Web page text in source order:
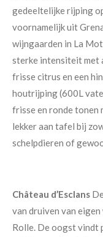
gedeeltelijke rijping
voornamelijk uit
wijngaarden in La
sterke intensiteit met
frisse citrus en een
houtrijping (600L
frisse en ronde tonen
lekker aan tafel bij
schelpdieren of
Château d’Esclans
van druiven van
Rolle. De oogst vindt